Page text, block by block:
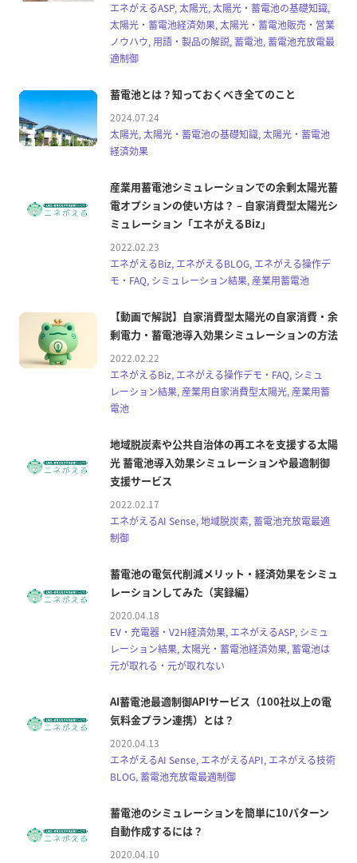
エネがえるASP, 太陽光, 太陽光・蓄電池の基礎知識,
太陽光・蓄電池経済効果, 太陽光・蓄電池販売・営業
ノウハウ, 用語・製品の解説, 蓄電池, 蓄電池充放電最
適制御
蓄電池とは？知っておくべき全てのこと
2024.07.24
太陽光, 太陽光・蓄電池の基礎知識, 太陽光・蓄電池
経済効果
産業用蓄電池シミュレーションでの余剰太陽光蓄
電オプションの使い方は？ – 自家消費型太陽光シ
ミュレーション「エネがえるBiz」
2022.02.23
エネがえるBiz, エネがえるBLOG, エネがえる操作デ
モ・FAQ, シミュレーション結果, 産業用蓄電池
【動画で解説】自家消費型太陽光の自家消費・余
剰電力・蓄電池導入効果シミュレーションの方法
2022.02.22
エネがえるBiz, エネがえる操作デモ・FAQ, シミュ
レーション結果, 産業用自家消費型太陽光, 産業用蓄
電池
地域脱炭素や公共自治体の再エネを支援する太陽
光 蓄電池導入効果シミュレーションや最適制御
支援サービス
2022.02.17
エネがえるAI Sense, 地域脱炭素, 蓄電池充放電最適
制御
蓄電池の電気代削減メリット・経済効果をシミュ
レーションしてみた（実録編）
2020.04.18
EV・充電器・V2H経済効果, エネがえるASP, シミュ
レーション結果, 太陽光・蓄電池経済効果, 蓄電池は
元が取れる・元が取れない
AI蓄電池最適制御APIサービス（100社以上の電
気料金プラン連携）とは？
2020.04.13
エネがえるAI Sense, エネがえるAPI, エネがえる技術
BLOG, 蓄電池充放電最適制御
蓄電池のシミュレーションを簡単に10パターン
自動作成するには？
2020.04.10